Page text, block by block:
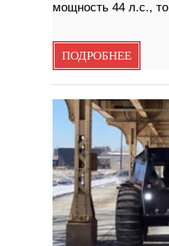
мощность 44 л.с., то
ПОДРОБНЕЕ